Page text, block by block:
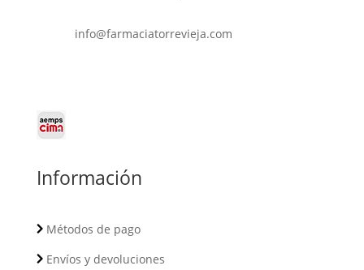
info@farmaciatorrevieja.com
Información
Métodos de pago
Envíos y devoluciones